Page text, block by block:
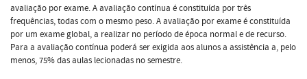
avaliação por exame. A avaliação contínua é constituída por três
frequências, todas com o mesmo peso. A avaliação por exame é constituída
por um exame global, a realizar no período de época normal e de recurso.
Para a avaliação contínua poderá ser exigida aos alunos a assistência a, pelo
menos, 75% das aulas lecionadas no semestre.